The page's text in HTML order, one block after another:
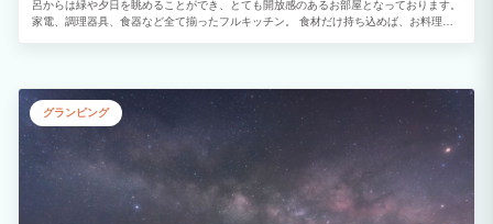
呂からは緑や夕日を眺めることができ、とても開放感のあるお部屋となっております。
家電、調理器具、食器など全て揃ったフルキッチン。 食材だけ持ち込めば、お料理や
グランピング